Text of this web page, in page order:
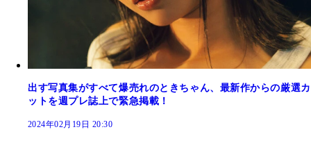
出す写真集がすべて爆売れのときちゃん、最新作からの厳選カ
ットを週プレ誌上で緊急掲載！
2024年02月19日 20:30